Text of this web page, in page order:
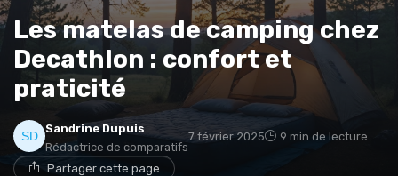
Les matelas de camping chez
Decathlon : confort et
praticité
Sandrine Dupuis
Rédactrice de comparatifs
7 février 2025 9 min de lecture
Partager cette page
Tests en avant-première
Conseils pratiques Nouveautés filtrées
→ Je rejoins le club